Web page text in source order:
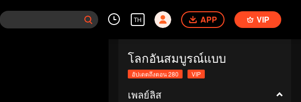
TH APP VIP
โลกอันสมบูรณ์แบบ
อัปเดตถึงตอน 280 VIP
เพลย์ลิส